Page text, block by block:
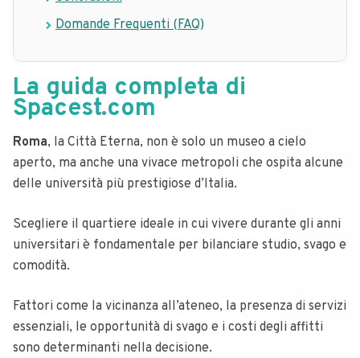
Domande Frequenti (FAQ)
La guida completa di
Spacest.com
Roma, la Città Eterna, non è solo un museo a cielo
aperto, ma anche una vivace metropoli che ospita alcune
delle università più prestigiose d’Italia.
Scegliere il quartiere ideale in cui vivere durante gli anni
universitari è fondamentale per bilanciare studio, svago e
comodità.
Fattori come la vicinanza all’ateneo, la presenza di servizi
essenziali, le opportunità di svago e i costi degli affitti
sono determinanti nella decisione.